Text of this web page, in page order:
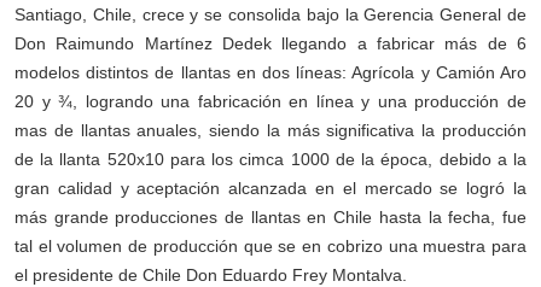
Santiago, Chile, crece y se consolida bajo la Gerencia General de
Don Raimundo Martínez Dedek llegando a fabricar más de 6
modelos distintos de llantas en dos líneas: Agrícola y Camión Aro
20 y ¾, logrando una fabricación en línea y una producción de
mas de llantas anuales, siendo la más significativa la producción
de la llanta 520x10 para los cimca 1000 de la época, debido a la
gran calidad y aceptación alcanzada en el mercado se logró la
más grande producciones de llantas en Chile hasta la fecha, fue
tal el volumen de producción que se en cobrizo una muestra para
el presidente de Chile Don Eduardo Frey Montalva.